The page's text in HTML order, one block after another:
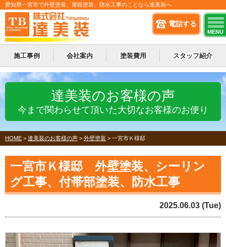
電話する
MENU
愛知県一宮市で外壁塗装、屋根塗装、防水工事のことなら達美装へ
施工事例 会社案内 塗装費用 スタッフ紹介
達美装のお客様の声
今まで関わらせて頂いた大切なお客様のお便り
HOME > 達美装のお客様の声 > 外壁塗装 > 一宮市Ｋ様邸
一宮市Ｋ様邸 外壁塗装、シーリン
グ工事、付帯部塗装、防水工事
2025.06.03 (Tue)